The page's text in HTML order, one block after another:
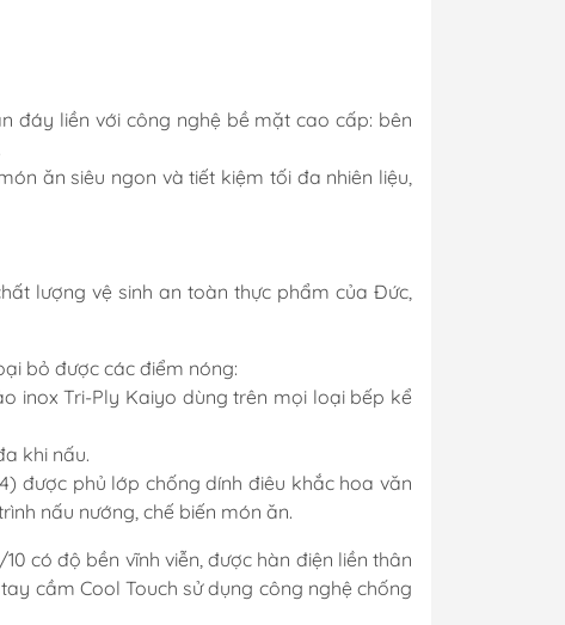
đáy liền với công nghệ bề mặt cao cấp: bên
ăn siêu ngon và tiết kiệm tối đa nhiên liệu,
lượng vệ sinh an toàn thực phẩm của Đức,
bỏ được các điểm nóng:
inox Tri-Ply Kaiyo dùng trên mọi loại bếp kể
khi nấu.
được phủ lớp chống dính điêu khắc hoa văn
nấu nướng, chế biến món ăn.
có độ bền vĩnh viễn, được hàn điện liền thân
cầm Cool Touch sử dụng công nghệ chống